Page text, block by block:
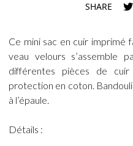
SHARE
Ce mini sac en cuir imprimé
veau velours s’assemble
différentes pièces de
protection en coton.
à l’épaule.
Détails :